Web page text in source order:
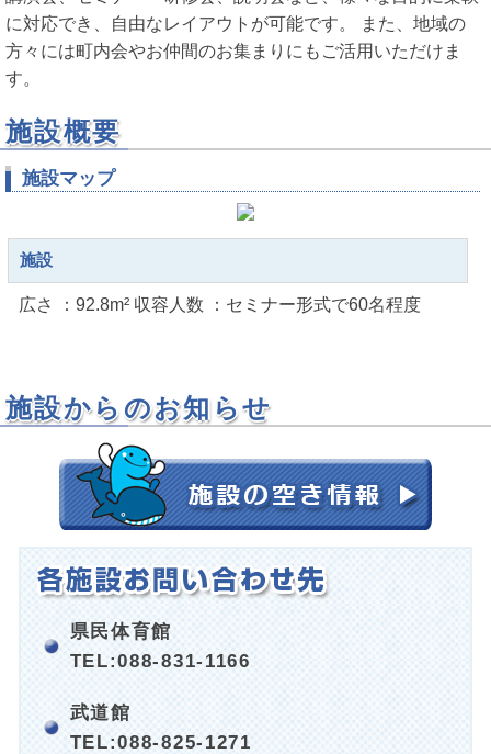
に対応でき、自由なレイアウトが可能です。 また、地域の
方々には町内会やお仲間のお集まりにもご活用いただけま
す。
施設概要
施設マップ
施設
広さ ：92.8m² 収容人数 ：セミナー形式で60名程度
施設からのお知らせ
県民体育館
TEL:088-831-1166
武道館
TEL:088-825-1271